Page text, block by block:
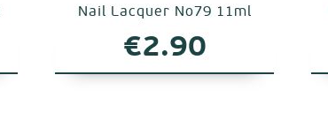
Nail Lacquer No79 11ml
€2.90